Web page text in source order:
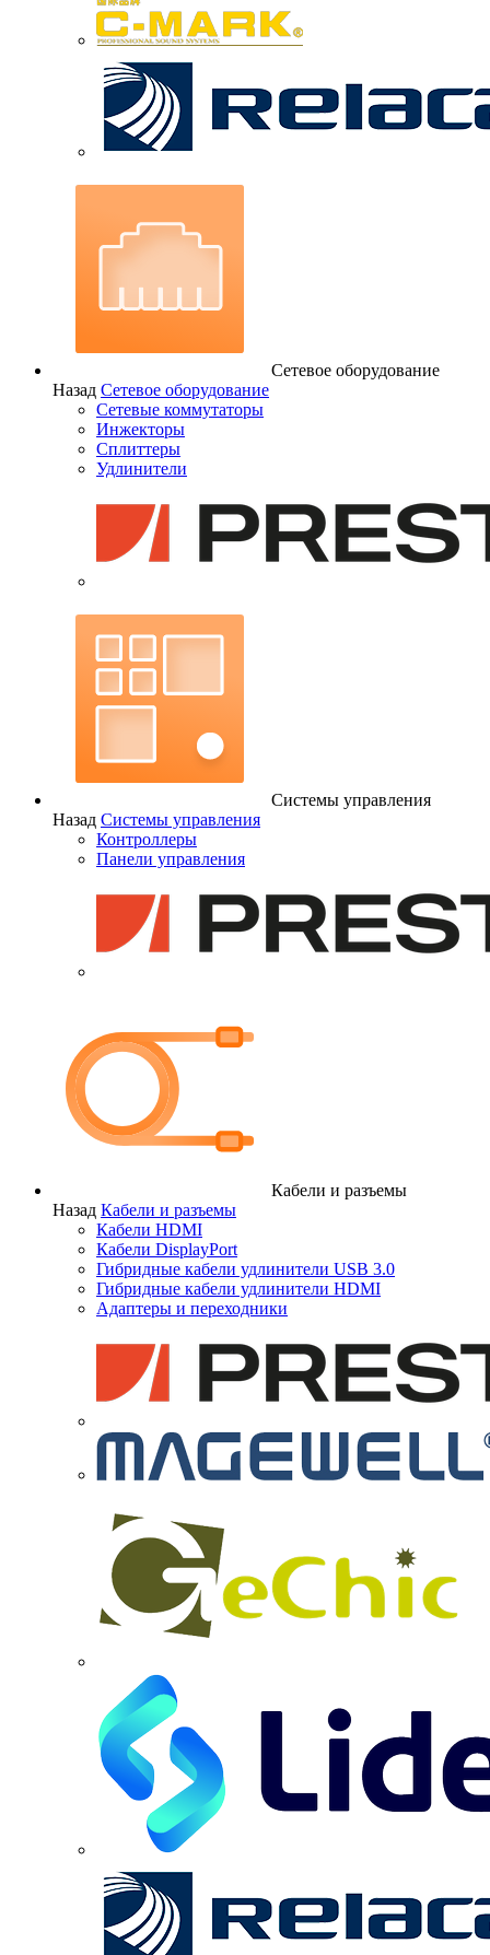
Сетевое оборудование
Назад Сетевое оборудование
Сетевые коммутаторы
Инжекторы
Сплиттеры
Удлинители
Системы управления
Назад Системы управления
Контроллеры
Панели управления
Кабели и разъемы
Назад Кабели и разъемы
Кабели HDMI
Кабели DisplayPort
Гибридные кабели удлинители USB 3.0
Гибридные кабели удлинители HDMI
Адаптеры и переходники